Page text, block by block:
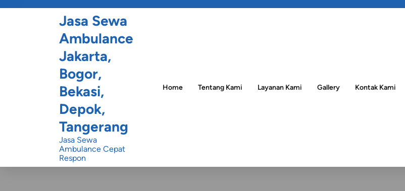
Jasa Sewa
Ambulance
Jakarta,
Bogor,
Bekasi,
Depok,
Tangerang
Jasa Sewa
Ambulance Cepat
Respon
Home Tentang Kami Layanan Kami Gallery Kontak Kami